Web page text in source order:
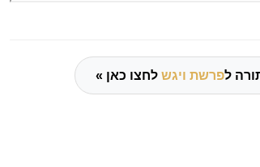
לפרשת ויגש לחצו כאן »